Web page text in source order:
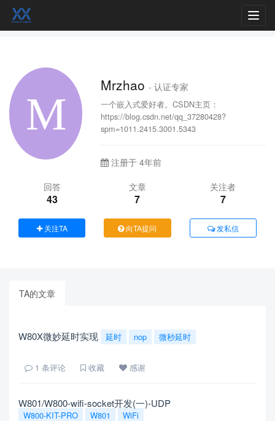
Mrzhao- 认证专家
一个嵌入式爱好者。CSDN主页：
https://blog.csdn.net/qq_37280428?
spm=1011.2415.3001.5343
注册于 4年前
回答
43
文章
7
关注者
7
关注TA 向TA提问 发私信
TA的文章
W80X微妙延时实现 延时 nop 微秒延时
1 条评论 收藏 感谢
W801/W800-wifi-socket开发(一)-UDP
W800-KIT-PRO W801 WiFi